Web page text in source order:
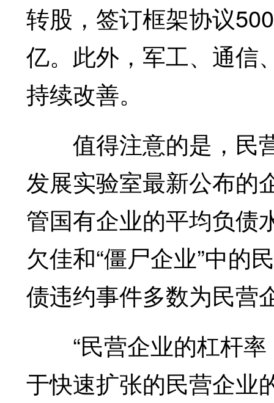
转股，签订框架协议
亿。此外，军工、通信
持续改善。
值得注意的是，民
发展实验室最新公布的
管国有企业的平均负债
欠佳和“僵尸企业”中的
债违约事件多数为民营
“民营企业的杠杆率
于快速扩张的民营企业